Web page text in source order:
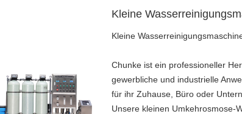
Kleine
Kleine
Chunke ist ein professioneller
gewerbliche und industrielle
für ihr Zuhause, Büro oder
Unsere kleinen Umkehrosmose-